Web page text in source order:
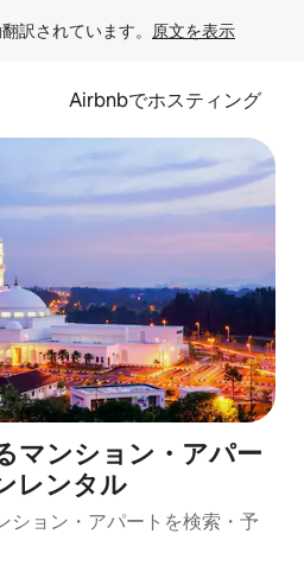
訳されています。 原文を表示
Airbnbでホスティング
マンション・アパー
レンタル
ョン・アパートを検索・予